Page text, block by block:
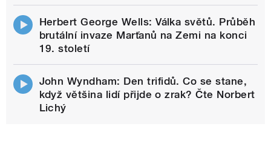
Herbert George Wells: Válka světů. Průběh
brutální invaze Marťanů na Zemi na konci
19. století
John Wyndham: Den trifidů. Co se stane,
když většina lidí přijde o zrak? Čte Norbert
Lichý